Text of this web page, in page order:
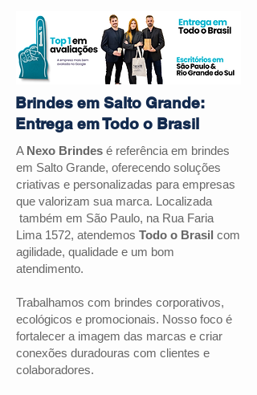
Brindes em Salto Grande:
Entrega em Todo o Brasil
A Nexo Brindes é referência em brindes
em Salto Grande, oferecendo soluções
criativas e personalizadas para empresas
que valorizam sua marca. Localizada
também em São Paulo, na Rua Faria
Lima 1572, atendemos Todo o Brasil com
agilidade, qualidade e um bom
atendimento.
Trabalhamos com brindes corporativos,
ecológicos e promocionais. Nosso foco é
fortalecer a imagem das marcas e criar
conexões duradouras com clientes e
colaboradores.